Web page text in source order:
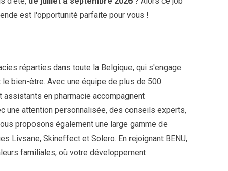
est l'opportunité parfaite pour vous !
réparties dans toute la Belgique, qui s'engage
bien-être. Avec une équipe de plus de 500
en pharmacie accompagnent
une attention personnalisée, des conseils experts,
proposons également une large gamme de
Livsane, Skineffect et Solero. En rejoignant BENU,
familiales, où votre développement